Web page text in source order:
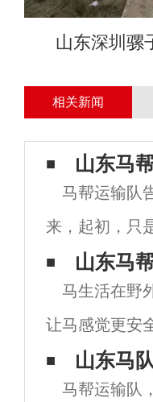
山东深圳骡
相关新闻
山东马
马帮运输队
来，起初，只
对外贸易的发
于道路条件
山东马
马生活在野
让马感觉更安
但马也非常需
其他动物，
山东马
马帮运输队